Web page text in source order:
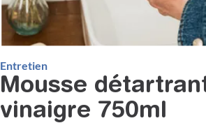
Entretien
Mousse
vinaigre 750ml